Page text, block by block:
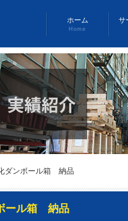
ホーム
Home
サ
ダンボール箱 納品
ール箱 納品